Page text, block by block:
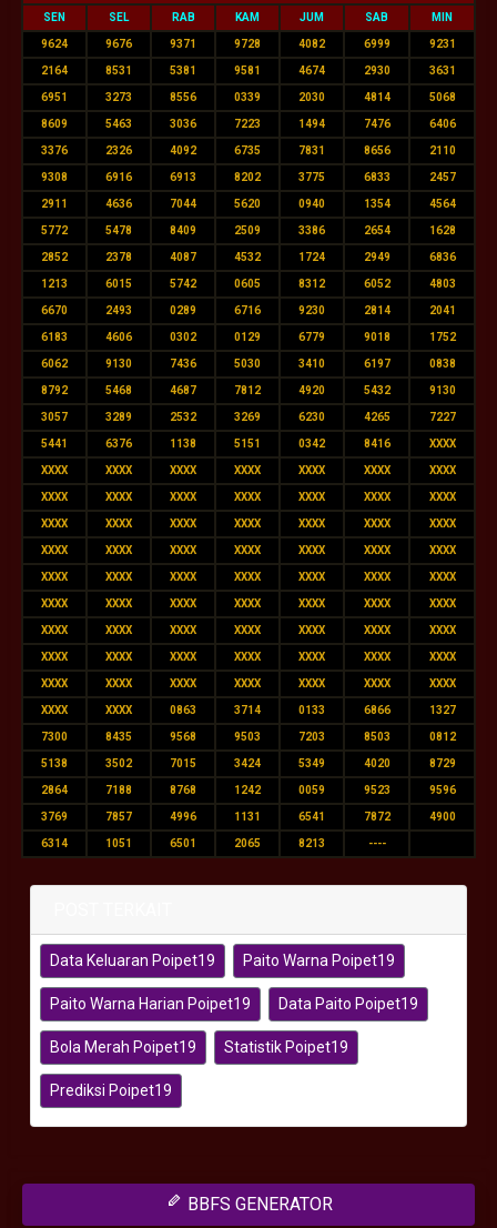
SEN SEL RAB KAM JUM SAB MIN
9624 9676 9371 9728 4082 6999 9231
2164 8531 5381 9581 4674 2930 3631
6951 3273 8556 0339 2030 4814 5068
8609 5463 3036 7223 1494 7476 6406
3376 2326 4092 6735 7831 8656 2110
9308 6916 6913 8202 3775 6833 2457
2911 4636 7044 5620 0940 1354 4564
5772 5478 8409 2509 3386 2654 1628
2852 2378 4087 4532 1724 2949 6836
1213 6015 5742 0605 8312 6052 4803
6670 2493 0289 6716 9230 2814 2041
6183 4606 0302 0129 6779 9018 1752
6062 9130 7436 5030 3410 6197 0838
8792 5468 4687 7812 4920 5432 9130
3057 3289 2532 3269 6230 4265 7227
5441 6376 1138 5151 0342 8416 XXXX
XXXX XXXX XXXX XXXX XXXX XXXX XXXX
XXXX XXXX XXXX XXXX XXXX XXXX XXXX
XXXX XXXX XXXX XXXX XXXX XXXX XXXX
XXXX XXXX XXXX XXXX XXXX XXXX XXXX
XXXX XXXX XXXX XXXX XXXX XXXX XXXX
XXXX XXXX XXXX XXXX XXXX XXXX XXXX
XXXX XXXX XXXX XXXX XXXX XXXX XXXX
XXXX XXXX XXXX XXXX XXXX XXXX XXXX
XXXX XXXX XXXX XXXX XXXX XXXX XXXX
XXXX XXXX 0863 3714 0133 6866 1327
7300 8435 9568 9503 7203 8503 0812
5138 3502 7015 3424 5349 4020 8729
2864 7188 8768 1242 0059 9523 9596
3769 7857 4996 1131 6541 7872 4900
6314 1051 6501 2065 8213 ----
Data Keluaran Poipet19 Paito Warna Poipet19
Paito Warna Harian Poipet19 Data Paito Poipet19
Bola Merah Poipet19 Statistik Poipet19
Prediksi Poipet19
BBFS GENERATOR